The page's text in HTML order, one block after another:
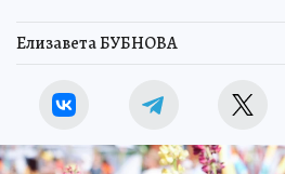
Елизавета БУБНОВА